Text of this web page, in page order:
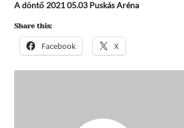
A döntő 2021 05.03 Puskás Aréna
Share this:
Facebook X